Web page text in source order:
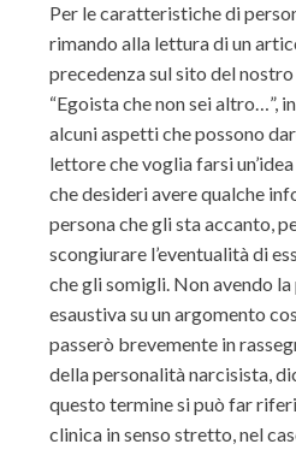
Per le caratteristiche di
rimando alla lettura di un
precedenza sul sito del
“Egoista che non sei altro…”,
alcuni aspetti che possono
lettore che voglia farsi
che desideri avere qualche
persona che gli sta accanto,
scongiurare l’eventualità di
che gli somigli. Non avendo
esaustiva su un argomento
passerò brevemente in
della personalità narcisista,
questo termine si può far
clinica in senso stretto, nel